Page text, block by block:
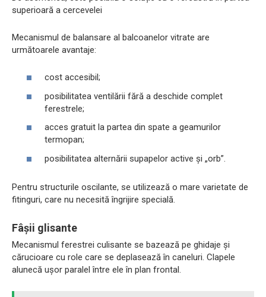
superioară a cercevelei
Mecanismul de balansare al balcoanelor vitrate are
următoarele avantaje:
cost accesibil;
posibilitatea ventilării fără a deschide complet
ferestrele;
acces gratuit la partea din spate a geamurilor
termopan;
posibilitatea alternării supapelor active și „orb”.
Pentru structurile oscilante, se utilizează o mare varietate de
fitinguri, care nu necesită îngrijire specială.
Fâșii glisante
Mecanismul ferestrei culisante se bazează pe ghidaje și
cărucioare cu role care se deplasează în caneluri. Clapele
alunecă ușor paralel între ele în plan frontal.